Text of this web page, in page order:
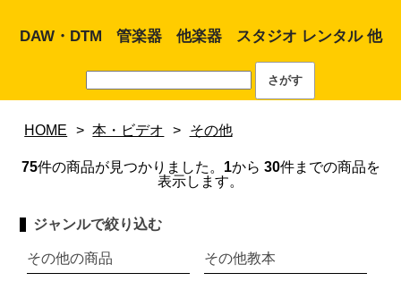
DAW・DTM 管楽器 他楽器 スタジオ レンタル 他
HOME > 本・ビデオ > その他
75件の商品が見つかりました。 1から 30件までの商品を
表示します。
ジャンルで絞り込む
その他の商品 その他教本